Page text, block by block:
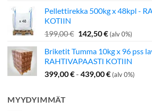
oli:
on:
Pellettirekka 500kg x 48kpl -
KOTIIN
199,00€ Alkuperäinen
oli:
199,00 €.
142,50€Nykyinen
on:
142,50 €.
(alv 0%)
Briketit Tumma 10kg x 96 pss
RAHTIVAPAASTI KOTIIN
399,00€- 439,00€ (alv 0%)
MYYDYIMMÄT